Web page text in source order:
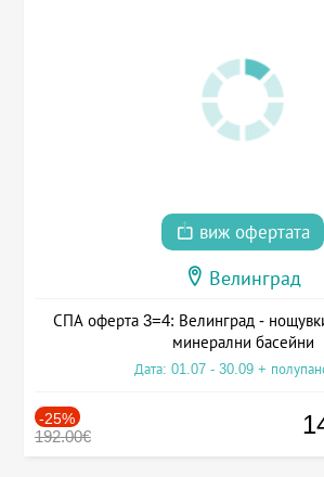
виж офертата
Велинград
СПА оферта 3=4: Велинград -
минерални басейни
Дата: 01.07 - 30.09 +
-25%
192.00€